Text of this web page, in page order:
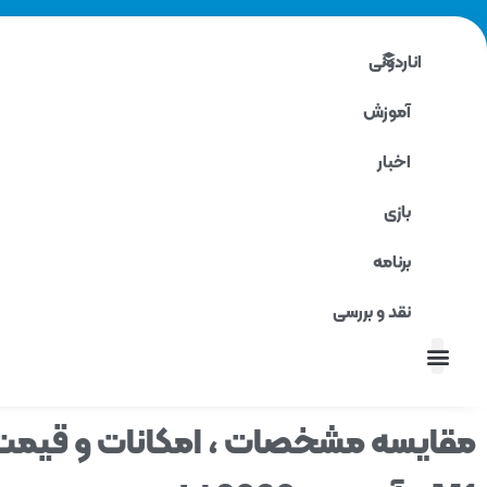
اناردونی
آموزش
اخبار
بازی
برنامه
نقد و بررسی